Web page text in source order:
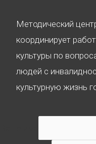
Методический
координирует
культуры по
людей с
культурную жизнь